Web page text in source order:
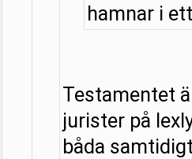
hamnar i
Testamentet
jurister på
båda